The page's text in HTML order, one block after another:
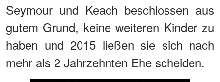
Seymour und Keach beschlossen aus
gutem Grund, keine weiteren Kinder zu
haben und 2015 ließen sie sich nach
mehr als 2 Jahrzehnten Ehe scheiden.